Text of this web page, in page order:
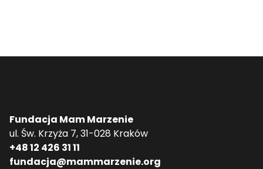
Fundacja Mam Marzenie
ul. Św. Krzyża 7, 31-028 Kraków
+48 12 426 31 11
fundacja@mammarzenie.org